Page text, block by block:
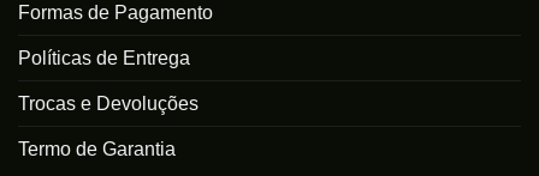
Formas de Pagamento
Políticas de Entrega
Trocas e Devoluções
Termo de Garantia